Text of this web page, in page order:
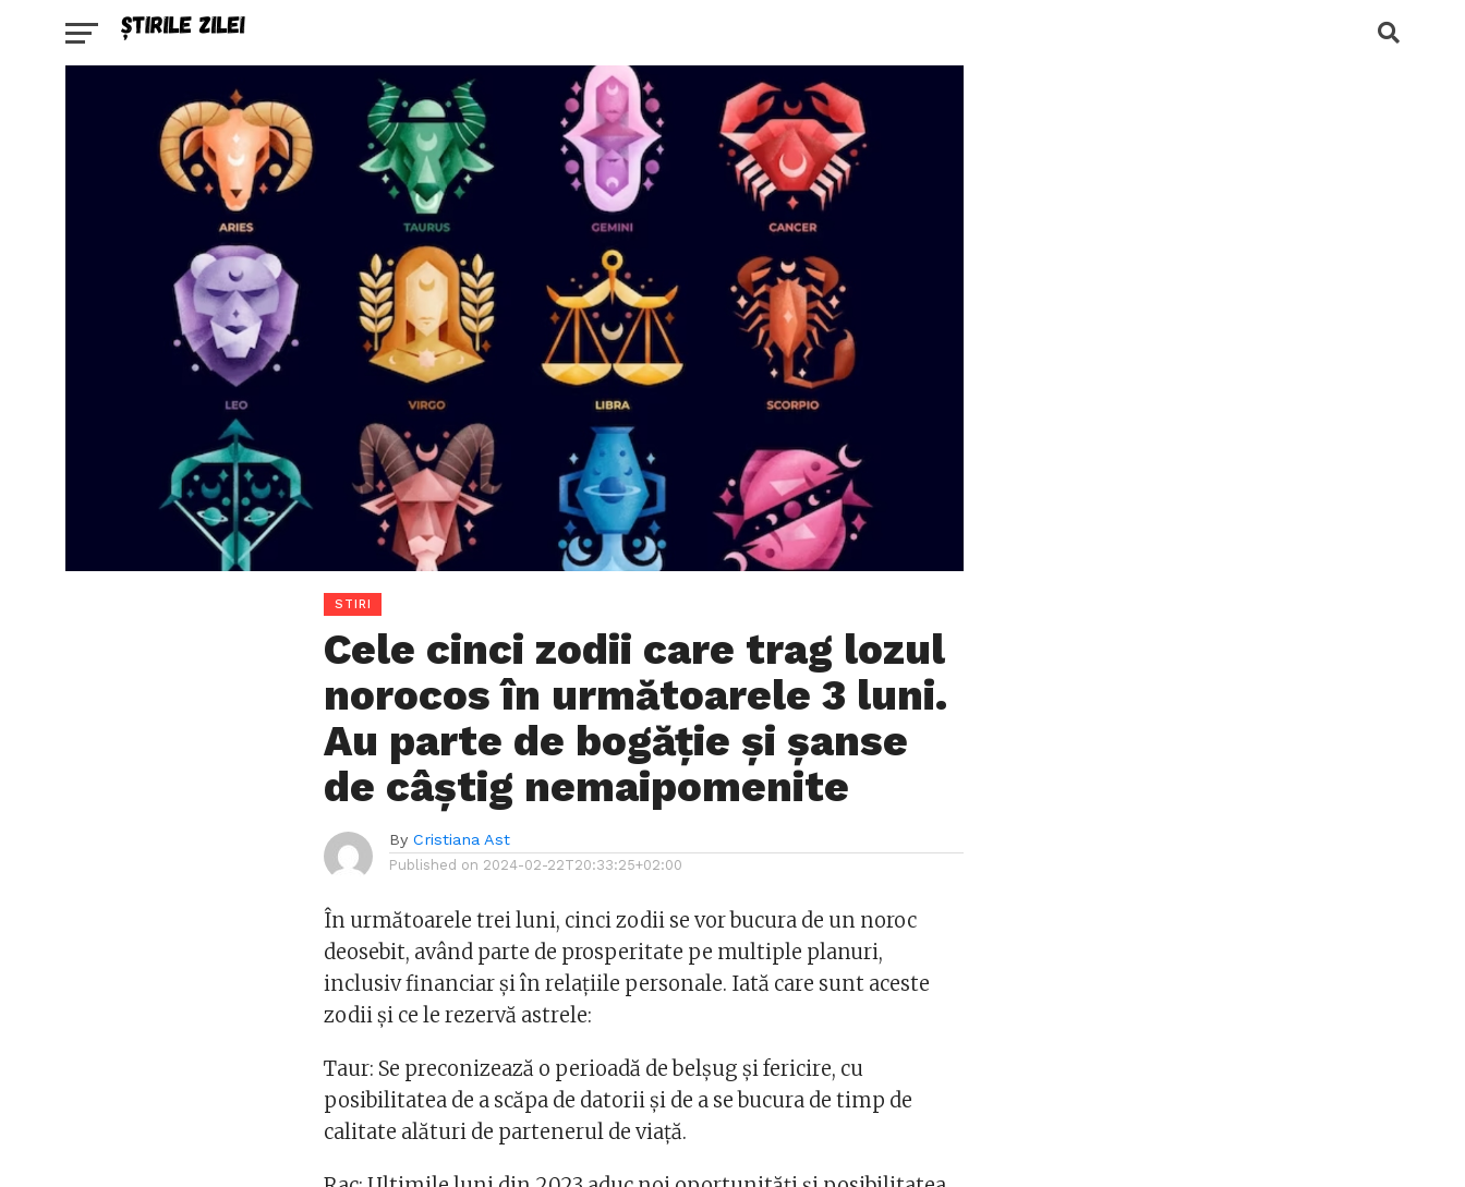
STIRI
Cele cinci zodii care trag lozul
norocos în următoarele 3 luni.
Au parte de bogăție și șanse
de câștig nemaipomenite
By Cristiana Ast
Published on 2024-02-22T20:33:25+02:00
În următoarele trei luni, cinci zodii se vor bucura de un noroc
deosebit, având parte de prosperitate pe multiple planuri,
inclusiv financiar și în relațiile personale. Iată care sunt aceste
zodii și ce le rezervă astrele:
Taur: Se preconizează o perioadă de belșug și fericire, cu
posibilitatea de a scăpa de datorii și de a se bucura de timp de
calitate alături de partenerul de viață​​.